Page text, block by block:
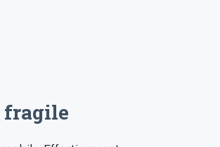
fragile